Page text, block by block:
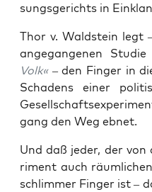
sungs­ge­richts in
Thor v. Wald­stein legt
an­ge­gan­ge­nen Stu­die
Volk«– den Fin­ger in
Scha­dens einer
gang den Weg ebnet.
Und daß jeder, der
ri­ment auch
schlim­mer Fin­ger ist –